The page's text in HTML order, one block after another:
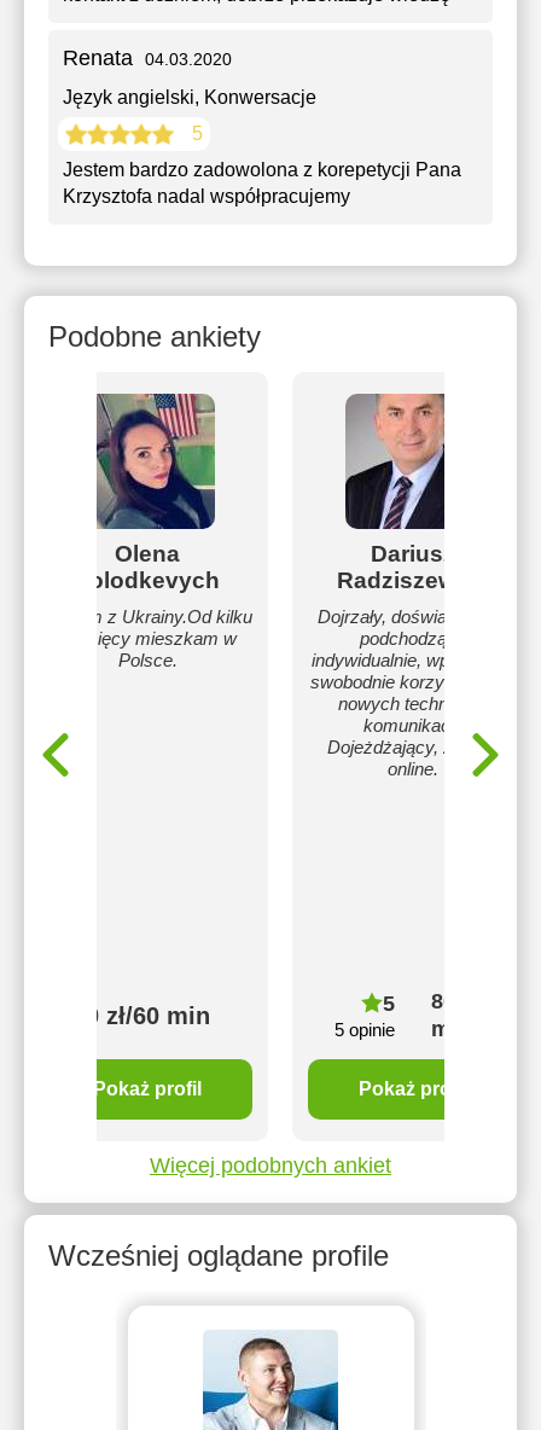
Renata 04.03.2020
Język angielski, Konwersacje
5
Jestem bardzo zadowolona z korepetycji Pana
Krzysztofa nadal współpracujemy
Podobne ankiety
Olena
Volodkevych
Jestem z Ukrainy.Od kilku
miesięcy mieszkam w
Polsce.
60 zł/60 min
Pokaż profil
Dariusz
Radziszewski
Dojrzały, doświadczony,
podchodzący
indywidualnie, wpierający,
swobodnie korzystający z
nowych technologii
komunikacji.
Dojeżdżający, zajęcia
online.
5
5 opinie
80 zł/60
min
Pokaż profil
Więcej podobnych ankiet
Wcześniej oglądane profile